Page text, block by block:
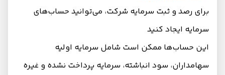
برای رصد و ثبت سرمایه شرکت، می‌توانید حساب‌های
سرمایه ایجاد کنید
این حساب‌ها ممکن است شامل سرمایه اولیه
سهامداران، سود انباشته، سرمایه پرداخت نشده و غیره